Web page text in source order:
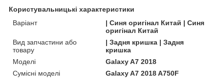
Користувальницькі характеристики
Варіант
| Синя оригінал Китай | Синя
оригінал Китай
Вид запчастини або
товару
| Задня кришка | Задня
кришка
Моделі
Galaxy A7 2018
Сумісні моделі
Galaxy A7 2018 A750F